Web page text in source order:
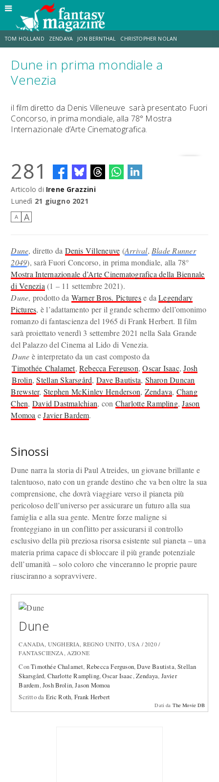
TOM HOLLAND ZENDAYA JON BERNTHAL CHRISTOPHER NOLAN
STRANIMONDI LUCCA COMICS & GAMES ODISSEA MARK RUFFALO
Dune in prima mondiale a
Venezia
il film diretto da Denis Villeneuve sarà presentato Fuori
Concorso, in prima mondiale, alla 78° Mostra
Internazionale d’Arte Cinematografica.
281
Articolo di Irene Grazzini
Lunedì 21 giugno 2021
A A
Dune, diretto da Denis Villeneuve (Arrival, Blade Runner
2049), sarà Fuori Concorso, in prima mondiale, alla 78°
Mostra Internazionale d’Arte Cinematografica della Biennale
di Venezia (1 – 11 settembre 2021).
Dune, prodotto da Warner Bros. Picturese daLegendary
Pictures, è l’adattamento per il grande schermo dell’omonimo
romanzo di fantascienza del 1965 di Frank Herbert. Il film
sarà proiettato venerdì 3 settembre 2021 nella Sala Grande
del Palazzo del Cinema al Lido di Venezia.
Dune è interpretato da un cast composto da
Timothée Chalamet, Rebecca Ferguson,Oscar Isaac,Josh
Brolin,Stellan Skarsgård, Dave Bautista, Sharon Duncan
Brewster, Stephen McKinley Henderson, Zendaya, Chang
Chen, David Dastmalchian, con Charlotte Rampling,Jason
Momoa eJavier Bardem.
Sinossi
Dune narra la storia di Paul Atreides, un giovane brillante e
talentuoso, nato con un grande destino che va ben oltre la sua
comprensione, che dovrà viaggiare verso il pianeta più
pericoloso dell’universo per assicurare un futuro alla sua
famiglia e alla sua gente. Mentre forze maligne si
fronteggiano in un conflitto per assicurarsi il controllo
esclusivo della più preziosa risorsa esistente sul pianeta – una
materia prima capace di sbloccare il più grande potenziale
dell’umanità – solo coloro che vinceranno le proprie paure
riusciranno a sopravvivere.
Dune
CANADA, UNGHERIA, REGNO UNITO, USA / 2020 /
FANTASCIENZA, AZIONE
ConTimothée Chalamet, Rebecca Ferguson,Dave Bautista,Stellan
Skarsgård, Charlotte Rampling,Oscar Isaac,Zendaya, Javier
Bardem,Josh Brolin,Jason Momoa
Scritto da Eric Roth, Frank Herbert
Dati da The Movie DB